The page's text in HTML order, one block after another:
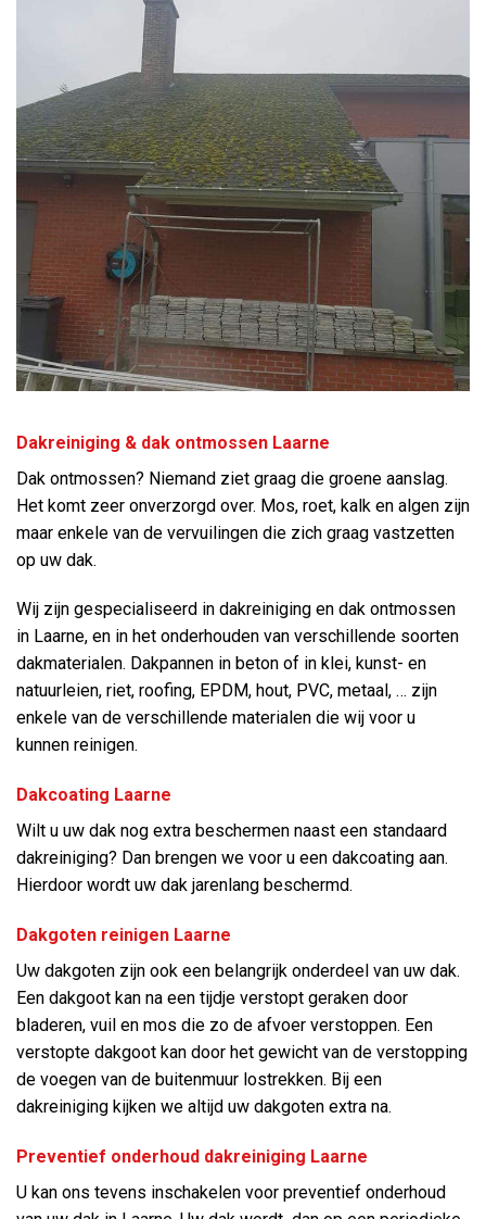
Dakreiniging & dak ontmossen Laarne
Dak ontmossen? Niemand ziet graag die groene aanslag.
Het komt zeer onverzorgd over. Mos, roet, kalk en algen zijn
maar enkele van de vervuilingen die zich graag vastzetten
op uw dak.
Wij zijn gespecialiseerd in dakreiniging en dak ontmossen
in Laarne, en in het onderhouden van verschillende soorten
dakmaterialen. Dakpannen in beton of in klei, kunst- en
natuurleien, riet, roofing, EPDM, hout, PVC, metaal, … zijn
enkele van de verschillende materialen die wij voor u
kunnen reinigen.
Dakcoating Laarne
Wilt u uw dak nog extra beschermen naast een standaard
dakreiniging? Dan brengen we voor u een dakcoating aan.
Hierdoor wordt uw dak jarenlang beschermd.
Dakgoten reinigen Laarne
Uw dakgoten zijn ook een belangrijk onderdeel van uw dak.
Een dakgoot kan na een tijdje verstopt geraken door
bladeren, vuil en mos die zo de afvoer verstoppen. Een
verstopte dakgoot kan door het gewicht van de verstopping
de voegen van de buitenmuur lostrekken. Bij een
dakreiniging kijken we altijd uw dakgoten extra na.
Preventief onderhoud dakreiniging Laarne
U kan ons tevens inschakelen voor preventief onderhoud